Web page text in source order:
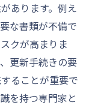
あります。例え
な書類が不備で
クが高まりま
更新手続きの要
ることが重要で
を持つ専門家と